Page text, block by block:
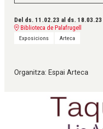
Del ds. 11.02.23 al ds. 18.03.23
Biblioteca de Palafrugell
Exposicions Arteca
Organitza: Espai Arteca